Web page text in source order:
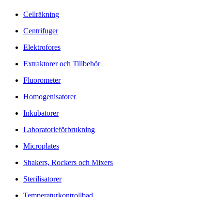
Cellräkning
Centrifuger
Elektrofores
Extraktorer och Tillbehör
Fluorometer
Homogenisatorer
Inkubatorer
Laboratorieförbrukning
Microplates
Shakers, Rockers och Mixers
Sterilisatorer
Temperaturkontrollbad